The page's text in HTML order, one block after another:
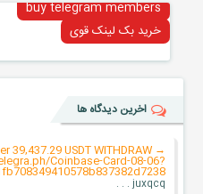
buy telegram members
خرید بک لینک قوی
اخرین دیدگاه ها
39,437.29 USDT WITHDRAW →
Coinbase-Card-08-06?
juxqcq . . .